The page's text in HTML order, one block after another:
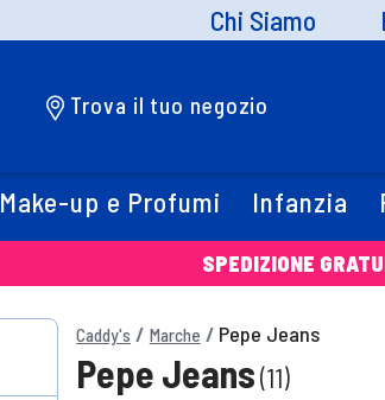
Chi Siamo
Trova il tuo negozio
Make-up e Profumi Infanzia
SPEDIZIONE
Caddy's Marche Pepe Jeans
Pepe Jeans(11)